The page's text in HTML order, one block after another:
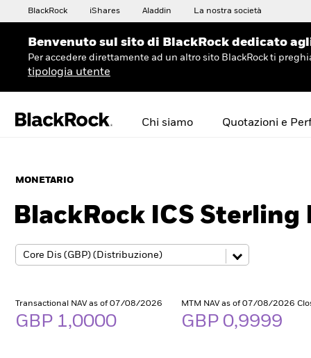
BlackRock iShares Aladdin La nostra società
Benvenuto sul sito di BlackRock dedicato
Per accedere direttamente ad un altro sito BlackRock ti
tipologia utente
Chi siamo Quotazioni e
MONETARIO
BlackRock ICS
Transactional NAV as of 07/08/2026
GBP 1,0000
MTM NAV as of 07/08/2026
GBP 0,9999